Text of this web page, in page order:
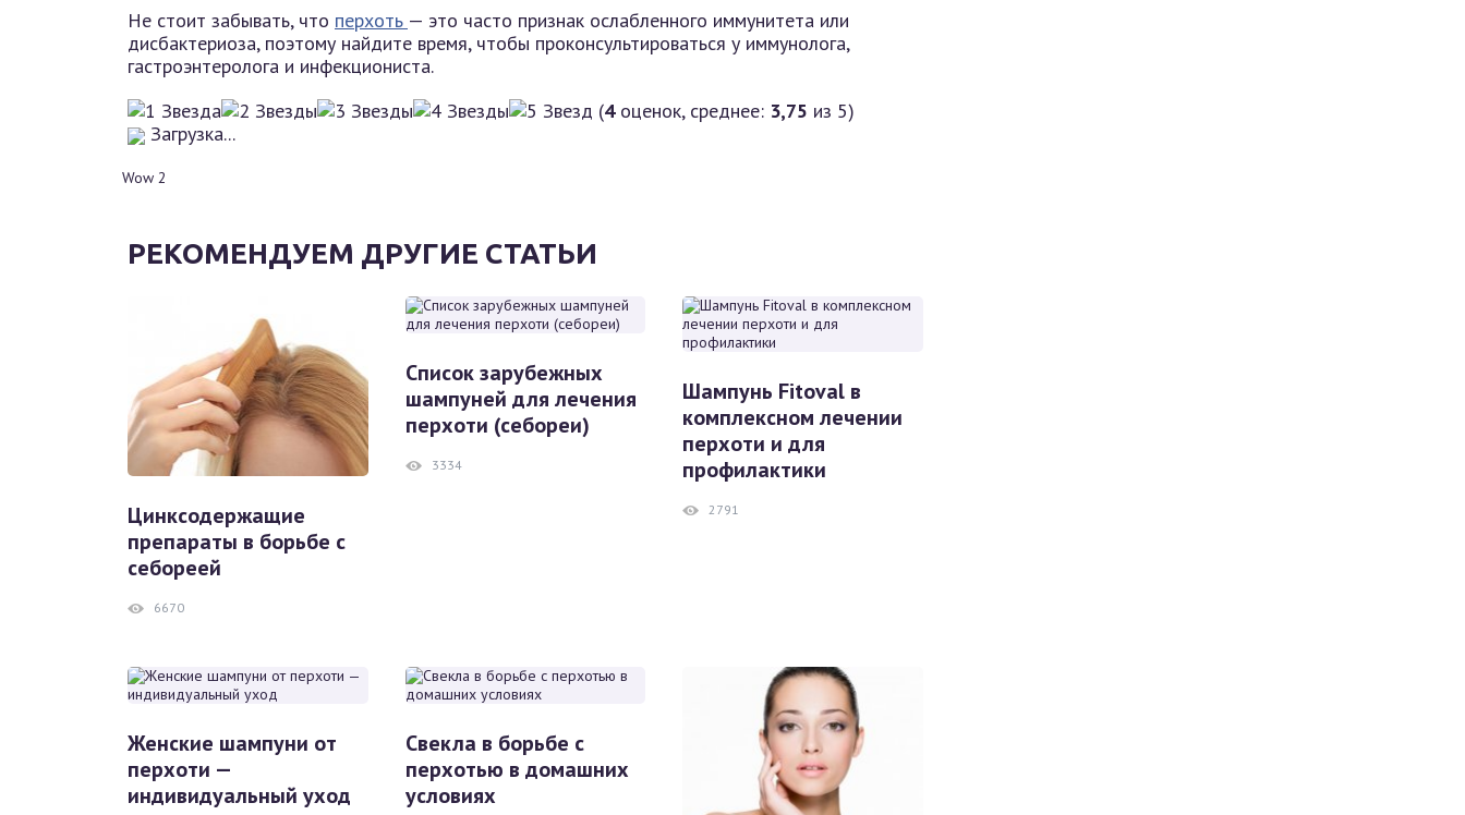
Не стоит забывать, что перхоть — это часто признак ослабленного иммунитета или
дисбактериоза, поэтому найдите время, чтобы проконсультироваться у иммунолога,
гастроэнтеролога и инфекциониста.
(4оценок, среднее: 3,75 из 5)
Загрузка...
Wow 2
РЕКОМЕНДУЕМ ДРУГИЕ СТАТЬИ
Цинксодержащие
препараты в борьбе с
себореей
6670
Список зарубежных
шампуней для лечения
перхоти (себореи)
3334
Шампунь Fitoval в
комплексном лечении
перхоти и для
профилактики
2791
Женские шампуни от
перхоти —
индивидуальный уход
Свекла в борьбе с
перхотью в домашних
условиях